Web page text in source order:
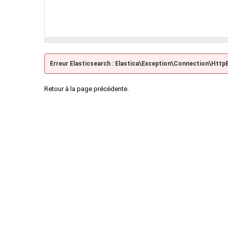
Erreur Elasticsearch :
Retour à la page précédente.